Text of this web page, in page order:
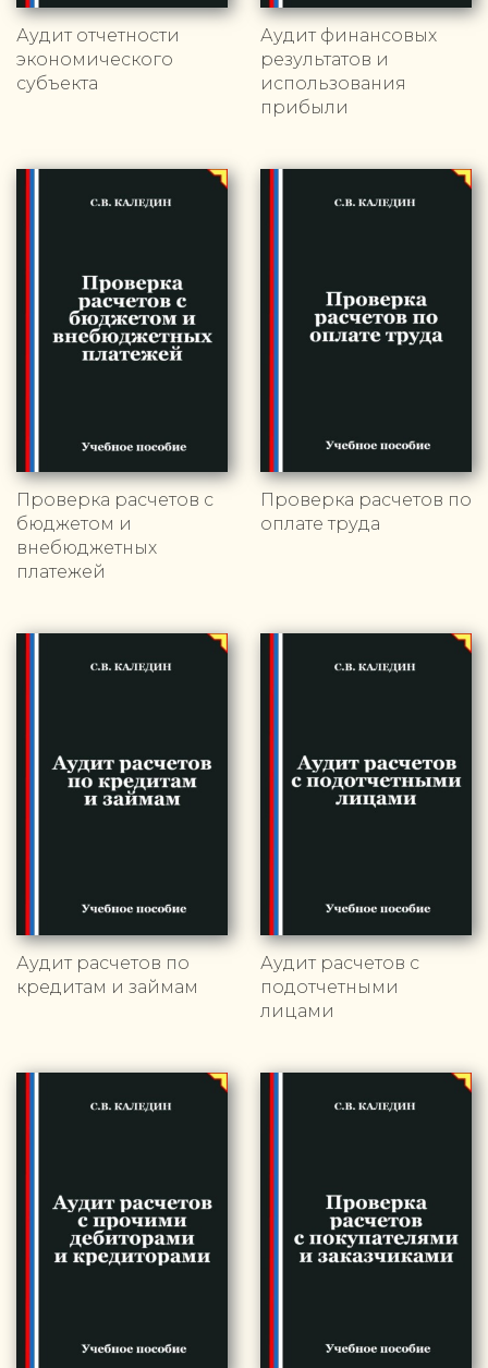
Аудит отчетности
экономического
субъекта
Аудит финансовых
результатов и
использования
прибыли
Проверка расчетов с
бюджетом и
внебюджетных
платежей
Проверка расчетов по
оплате труда
Аудит расчетов по
кредитам и займам
Аудит расчетов с
подотчетными
лицами